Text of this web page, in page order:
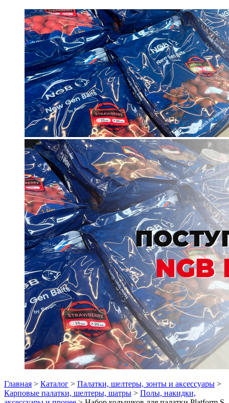
Главная > Каталог > Палатки, шелтеры, зонты и аксессуары >
Карповые палатки, шелтеры, шатры > Полы, накидки,